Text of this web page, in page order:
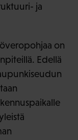
ja
on
Edellä